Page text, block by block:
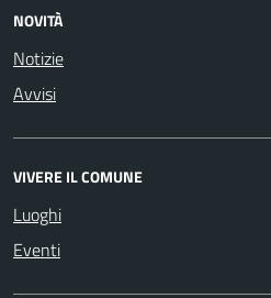
NOVITÀ
Notizie
Avvisi
VIVERE IL COMUNE
Luoghi
Eventi